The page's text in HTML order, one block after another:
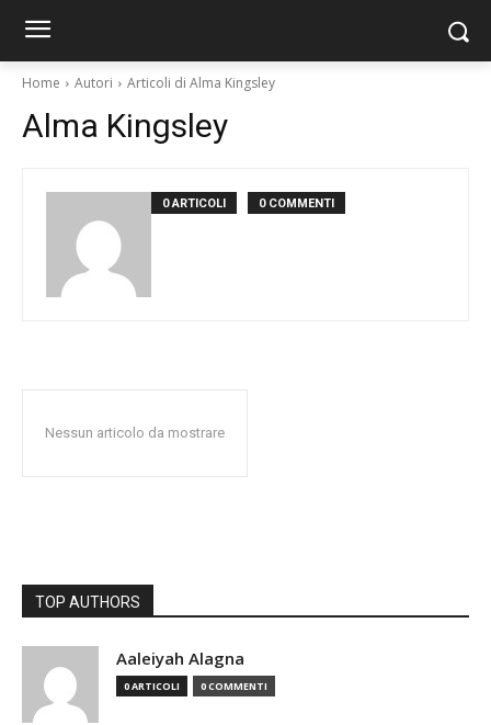
Home Autori Articoli di Alma Kingsley
Alma Kingsley
0 ARTICOLI 0 COMMENTI
Nessun articolo da mostrare
TOP AUTHORS
Aaleiyah Alagna
0 ARTICOLI 0 COMMENTI